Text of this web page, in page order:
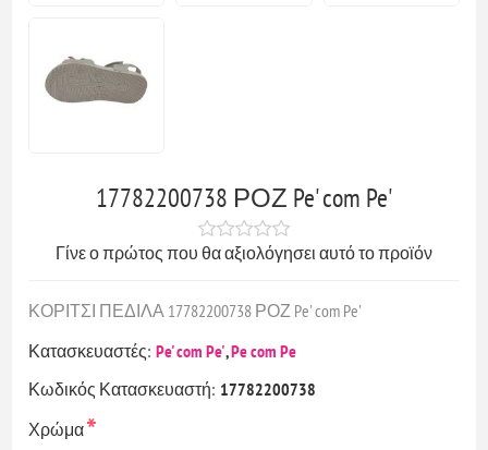
17782200738 ΡΟΖ Pe' com Pe'
Γίνε ο πρώτος που θα αξιολόγησει αυτό το προϊόν
ΚΟΡΙΤΣΙ ΠΕΔΙΛΑ 17782200738 ΡΟΖ Pe' com Pe'
Κατασκευαστές: Pe' com Pe',Pe com Pe
Κωδικός Κατασκευαστή: 17782200738
Χρώμα*